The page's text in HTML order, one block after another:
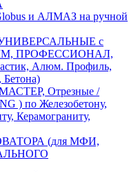
и АЛМАЗ на ручной
с
ПРОФЕССИОНАЛ,
Алюм. Профиль,
Бетона)
Отрезные /
) по Железобетону,
Керамограниту,
(для МФИ,